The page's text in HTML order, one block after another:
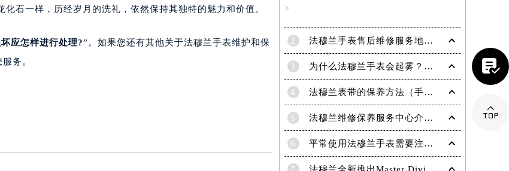
需提前预约）
大厦)18层09室（需提前预约）
中心14楼14D（需提前预约）
心E座6楼10室（需提前预约）
层1707室（需提前预约）
石一样，历经岁月的洗礼，依然保持其独特的魅力和价值。
应怎样进行处理?”。如果您还有其他关于法穆兰手表维护和保
务。
>
2 法穆兰手表售后维修服务地点电话是多少？
3 为什么法穆兰手表会起雾？(法穆兰手表起雾处理方法？)
4 法穆兰表带的保养方法（手表如何保养）
5 法穆兰维修保养服务中心介绍 | 法穆兰
6 平常使用法穆兰手表需要注意哪些事项|法穆兰技师为您讲解

